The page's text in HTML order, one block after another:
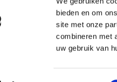
bieden en om
site met onze
combineren met
uw gebruik van
met meerwaarde. Dat is
Organisatie